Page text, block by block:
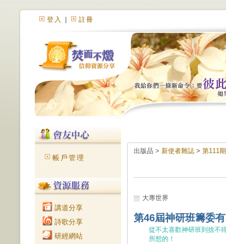
登入 註冊
帳戶管理
講道分享
詩歌分享
研經網站
出版品 > 新使者雜誌 > 第111
大專世界
第46屆神研班籌委
從不太喜歡神研班到捨不
所想的！